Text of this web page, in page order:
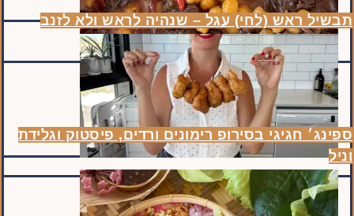
תבשיל ראש (לחי) עגל – שנהיה לראש ולא לזנב
ספינג׳ חגיגי בסירופ רימונים ורדים, פיסטוק וגלידת
וניל